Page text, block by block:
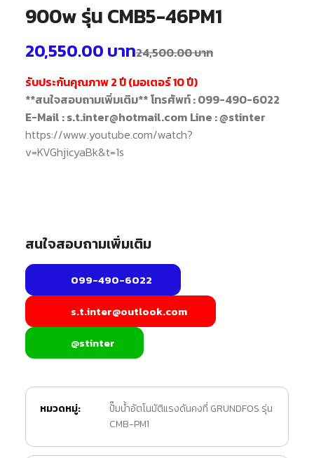
900w รุ่น CMB5-46PM1
24,500.00บาท
20,550.00 บาท
รับประกันคุณภาพ 2 ปี (มอเตอร์ 10 ปี)
**สนใจสอบถามเพิ่มเติม**โทรศัพท์ : 099-490-6022
E-Mail : s.t.inter@hotmail.com Line : @stinter
https://www.youtube.com/watch?
v=KVGhjicyaBk&t=1s
สนใจสอบถามเพิ่มเติม
099-490-6022
s.t.inter@outlook.com
@stinter
หมวดหมู่:
ปั๊มน้ำอัตโนมัติแรงดันคงที่ GRUNDFOS รุ่น
CMB-PM1